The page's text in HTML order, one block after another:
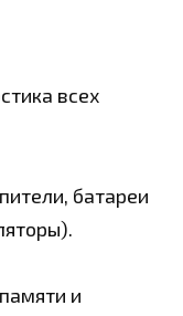
всех
батареи
и